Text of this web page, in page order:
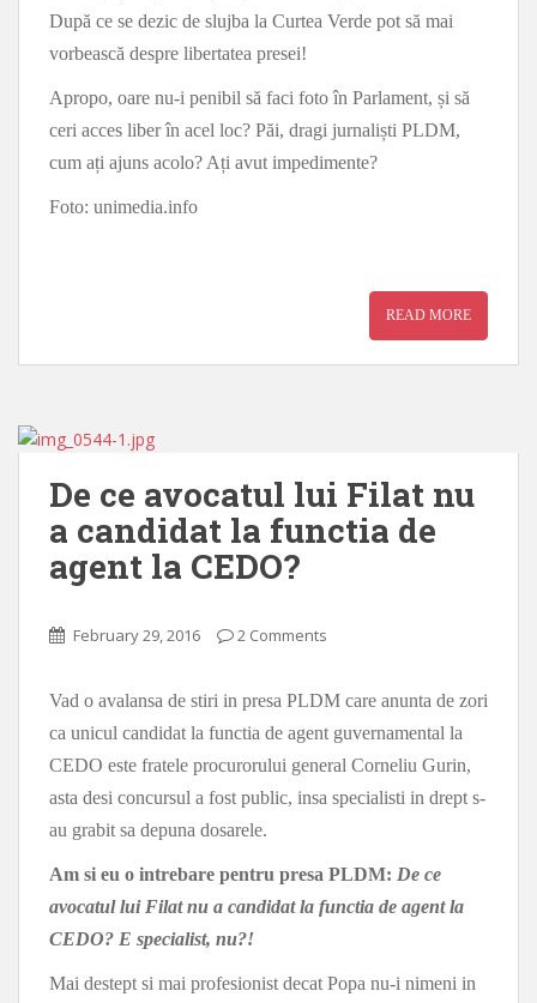
După ce se dezic de slujba la Curtea Verde pot să mai
vorbească despre libertatea presei!
Apropo, oare nu-i penibil să faci foto în Parlament, și să
ceri acces liber în acel loc? Păi, dragi jurnaliști PLDM,
cum ați ajuns acolo? Ați avut impedimente?
Foto: unimedia.info
READ MORE
De ce avocatul lui Filat nu
a candidat la functia de
agent la CEDO?
February 29, 2016 2 Comments
Vad o avalansa de stiri in presa PLDM care anunta de zori
ca unicul candidat la functia de agent guvernamental la
CEDO este fratele procurorului general Corneliu Gurin,
asta desi concursul a fost public, insa specialisti in drept s-
au grabit sa depuna dosarele.
Am si eu o intrebare pentru presa PLDM: De ce
avocatul lui Filat nu a candidat la functia de agent la
CEDO? E specialist, nu?!
Mai destept si mai profesionist decat Popa nu-i nimeni in